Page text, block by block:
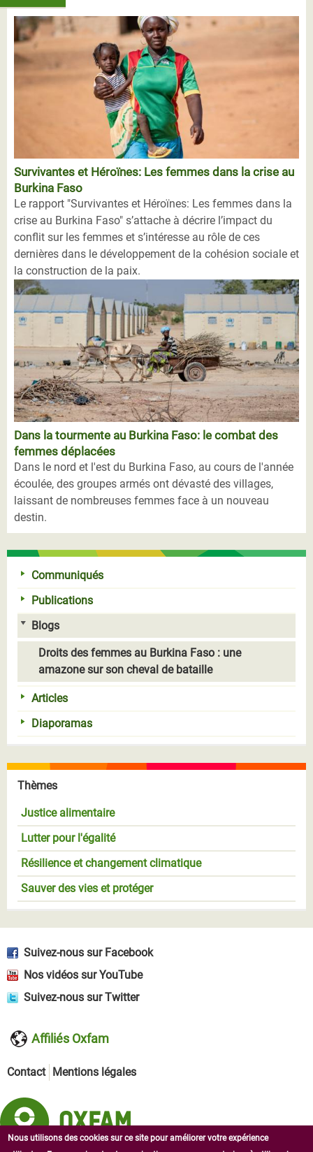
Survivantes et Héroïnes: Les femmes dans la crise au
Burkina Faso
Le rapport "Survivantes et Héroïnes: Les femmes dans la
crise au Burkina Faso" s’attache à décrire l’impact du
conflit sur les femmes et s’intéresse au rôle de ces
dernières dans le développement de la cohésion sociale et
la construction de la paix.
Dans la tourmente au Burkina Faso: le combat des
femmes déplacées
Dans le nord et l'est du Burkina Faso, au cours de l'année
écoulée, des groupes armés ont dévasté des villages,
laissant de nombreuses femmes face à un nouveau
destin.
Communiqués
Publications
Blogs
Droits des femmes au Burkina Faso : une
amazone sur son cheval de bataille
Articles
Diaporamas
Thèmes
Justice alimentaire
Lutter pour l'égalité
Résilience et changement climatique
Sauver des vies et protéger
Suivez-nous sur Facebook
Nos vidéos sur YouTube
Suivez-nous sur Twitter
Affiliés Oxfam
Contact Mentions légales
Nous utilisons des cookies sur ce site pour améliorer votre expérience